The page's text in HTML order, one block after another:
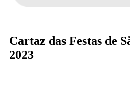
Cartaz das Festas de
2023